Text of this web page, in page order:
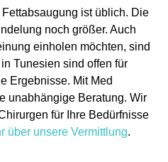
ist üblich. Die
noch größer. Auch
einholen möchten, sind
Tunesien sind offen für
Ergebnisse. Mit Med
unabhängige Beratung. Wir
für Ihre Bedürfnisse
über unsere Vermittlung.